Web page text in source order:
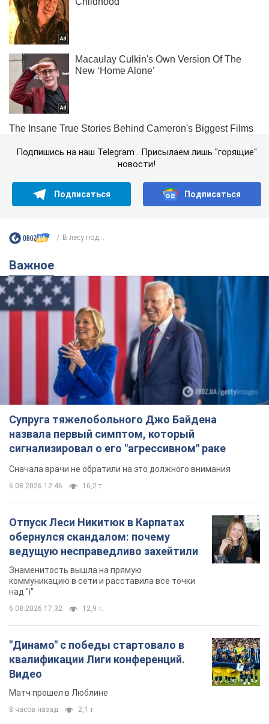
Подпишись на наш Telegram . Присылаем лишь "горящие"
новости!
Подписаться Подписаться
В лесу под...
Важное
Супруга тяжелобольного Джо Байдена
назвала первый симптом, который
сигнализировал о его "агрессивном" раке
Сначала врачи не обратили на это должного внимания
6.08.2026 12:46 16,2 т.
Отпуск Леси Никитюк в Карпатах
обернулся скандалом: почему
ведущую несправедливо захейтили
Знаменитость вышла на прямую
коммуникацию в сети и расставила все точки
над "i"
6.08.2026 17:32 12,9 т.
"Динамо" с победы стартовало в
квалификации Лиги конференций.
Видео
Матч прошел в Люблине
8 часов назад 2,1 т.